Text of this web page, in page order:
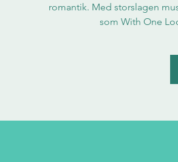
romantik. Med storslagen
som With One